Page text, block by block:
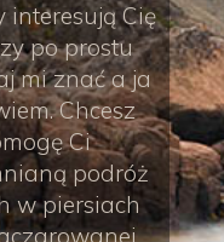
interesują Cię
po prostu
mi znać a ja
Chcesz
Ci
podróż
w piersiach